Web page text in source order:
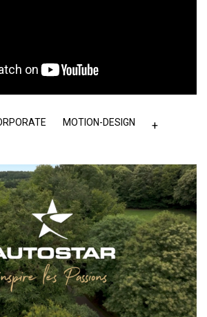
MOTION-DESIGN +
AUTOSTAR